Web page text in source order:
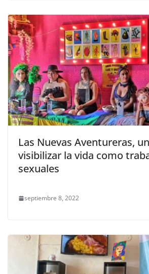
Las Nuevas Aventureras,
visibilizar la vida como
sexuales
septiembre 8, 2022